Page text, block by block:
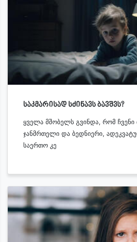
საკმარისად სძინავს ბავშვს?
ყველა მშობელს გვინდა, რომ ჩვენი
ჯანმრთელი და ბედნიერი,
საერთო კე